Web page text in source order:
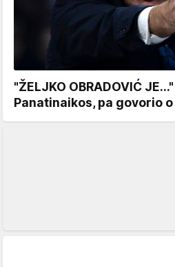
"ŽELJKO OBRADOVIĆ
Panatinaikos, pa govorio